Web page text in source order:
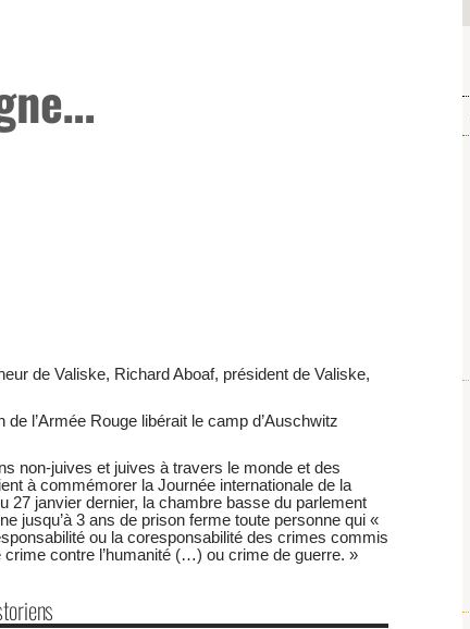
de Valiske, Richard Aboaf, président de Valiske,
l’Armée Rouge libérait le camp d’Auschwitz
non-juives et juives à travers le monde et des
à commémorer la Journée internationale de la
27 janvier dernier, la chambre basse du parlement
jusqu’à 3 ans de prison ferme toute personne qui «
ou la coresponsabilité des crimes commis
contre l’humanité (…) ou crime de guerre. »